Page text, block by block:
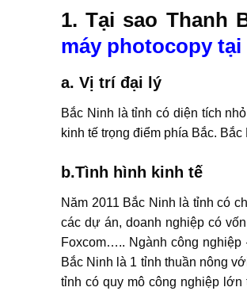
1. Tại sao
máy photocopy tại
a. Vị trí đại lý
Bắc Ninh là tỉnh có diện tích
kinh tế trọng điểm phía Bắc.
b.Tình hình kinh tế
Năm 2011 Bắc Ninh là tỉnh có
các dự án, doanh nghiệp có
Foxcom….. Ngành công
Bắc Ninh là 1 tỉnh thuần nông
tỉnh có quy mô công nghiệp